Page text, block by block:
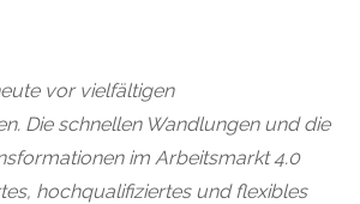
vor vielfältigen
Die schnellen Wandlungen und die
im Arbeitsmarkt 4.0
hochqualifiziertes und flexibles